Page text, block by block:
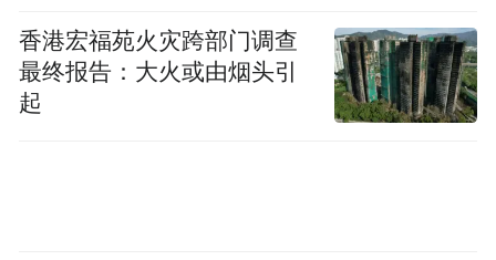
一个“联系更紧密、更现代、运营更卓越的组
织”。
香港宏福苑火灾跨部门调查
最终报告：大火或由烟头引
起